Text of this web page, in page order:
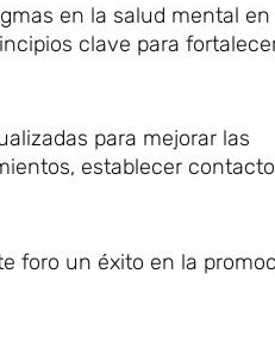
en la salud mental
clave para
para mejorar las
establecer
foro un éxito en la